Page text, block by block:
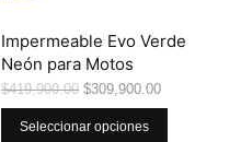
Impermeable Evo Verde
Neón para Motos
$419,900.00 El precio
original era:
$419,900.00.
$309,900.00El precio
actual es:
Seleccionar opciones